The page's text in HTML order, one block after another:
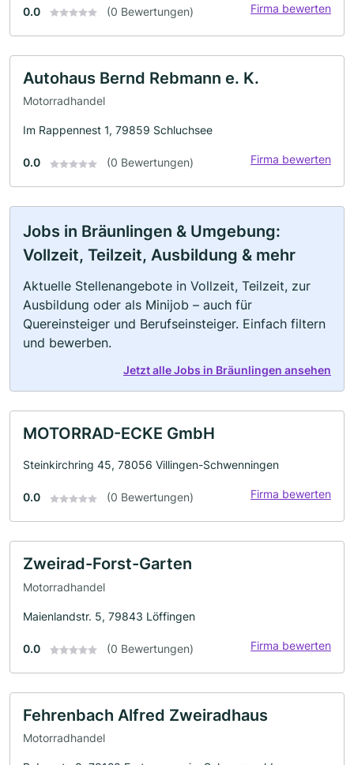
0.0 (0 Bewertungen) Firma bewerten
Autohaus Bernd Rebmann e. K.
Motorradhandel
Im Rappennest 1, 79859 Schluchsee
0.0 (0 Bewertungen) Firma bewerten
Jobs in Bräunlingen & Umgebung:
Vollzeit, Teilzeit, Ausbildung & mehr
Aktuelle Stellenangebote in Vollzeit, Teilzeit, zur
Ausbildung oder als Minijob – auch für
Quereinsteiger und Berufseinsteiger. Einfach filtern
und bewerben.
Jetzt alle Jobs in Bräunlingen ansehen
MOTORRAD-ECKE GmbH
Steinkirchring 45, 78056 Villingen-Schwenningen
0.0 (0 Bewertungen) Firma bewerten
Zweirad-Forst-Garten
Motorradhandel
Maienlandstr. 5, 79843 Löffingen
0.0 (0 Bewertungen) Firma bewerten
Fehrenbach Alfred Zweiradhaus
Motorradhandel